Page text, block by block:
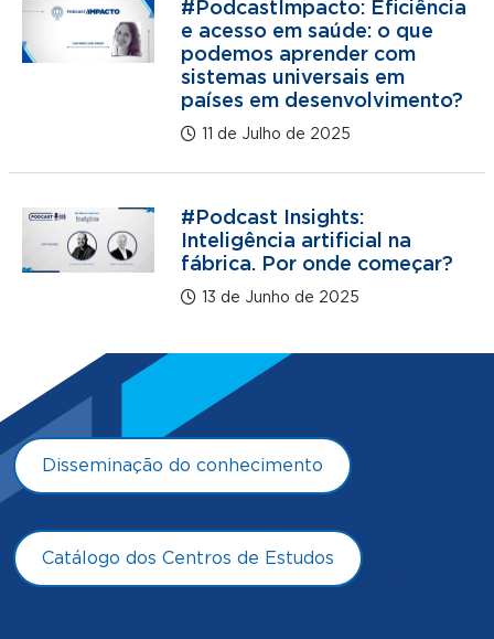
#PodcastImpacto: Eficiência
e acesso em saúde: o que
podemos aprender com
sistemas universais em
países em desenvolvimento?
11 de Julho de 2025
#Podcast Insights:
Inteligência artificial na
fábrica. Por onde começar?
13 de Junho de 2025
Disseminação do conhecimento
Catálogo dos Centros de Estudos